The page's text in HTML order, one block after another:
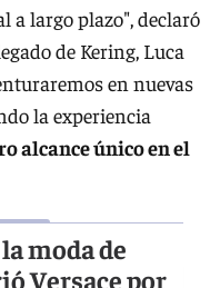
a largo plazo", declaró
de Kering, Luca
en nuevas
la experiencia
alcance único en el
moda de
Versace por